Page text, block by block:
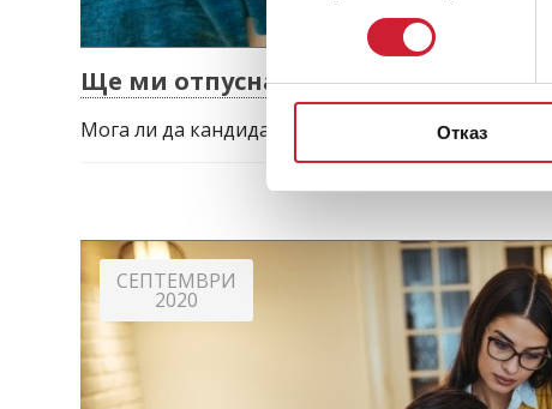
Отказ
Ще ми отпуснат ли кредит с лошо
Мога ли да кандидатствам за кредит с лошо ЦКР?
СЕПТЕМВРИ
2020